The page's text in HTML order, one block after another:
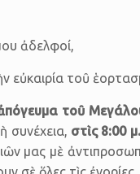
ἀδελφοί,
εὐκαιρία τοῦ
τοῦ
συνέχεια, στὶς 8:00
μας μὲ